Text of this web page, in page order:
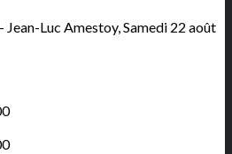
Jean-Luc Amestoy, Samedi 22 août